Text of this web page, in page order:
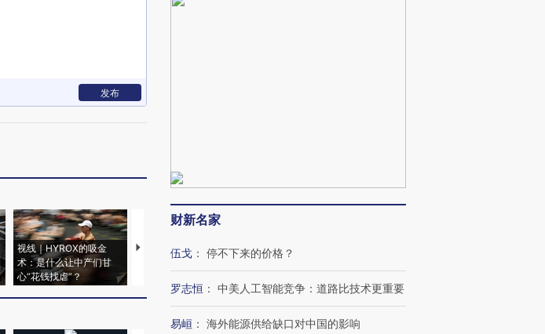
发布
视线｜HYROX的吸金
术：是什么让中产们甘
心“花钱找虐”？
马航飞行员跨国走私7万
粒摇头丸 尿检体内含3种
视线｜被称为“蟑螂”的印
度Z世代 用街头抗争将教
财新名家
伍戈 ： 停不下来的价格？
罗志恒 ： 中美人工智能竞争：道路比技术更重要
易峘 ： 海外能源供给缺口对中国的影响